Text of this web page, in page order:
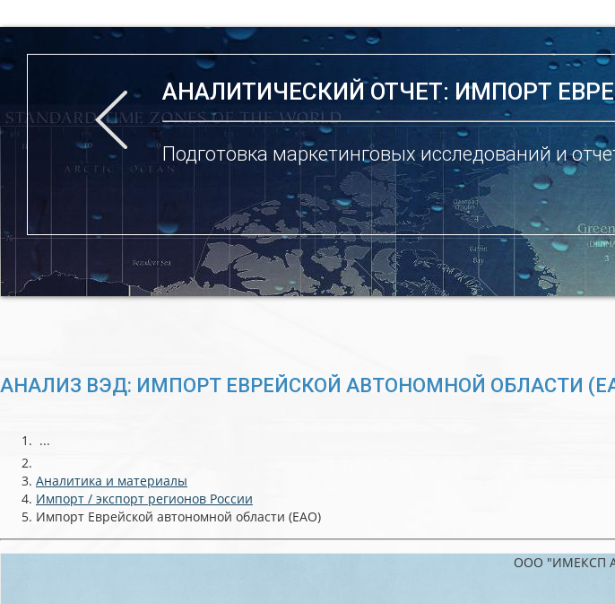
АНАЛИТИЧЕСКИЙ ОТЧЕТ: ИМПОРТ
Подготовка маркетинговых исследований и
АНАЛИЗ ВЭД: ИМПОРТ ЕВРЕЙСКОЙ АВТОНОМНОЙ ОБЛАСТИ
...
Аналитика и материалы
Импорт / экспорт регионов России
Импорт Еврейской автономной области (ЕАО)
ООО "ИМЕКСП